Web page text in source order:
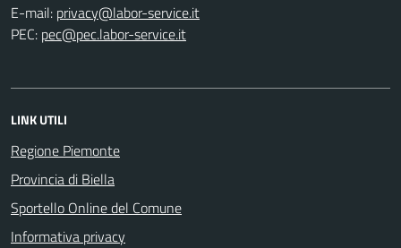
E-mail:
PEC:
LINK UTILI
Regione Piemonte
Provincia di Biella
Sportello Online del Comune
Informativa privacy